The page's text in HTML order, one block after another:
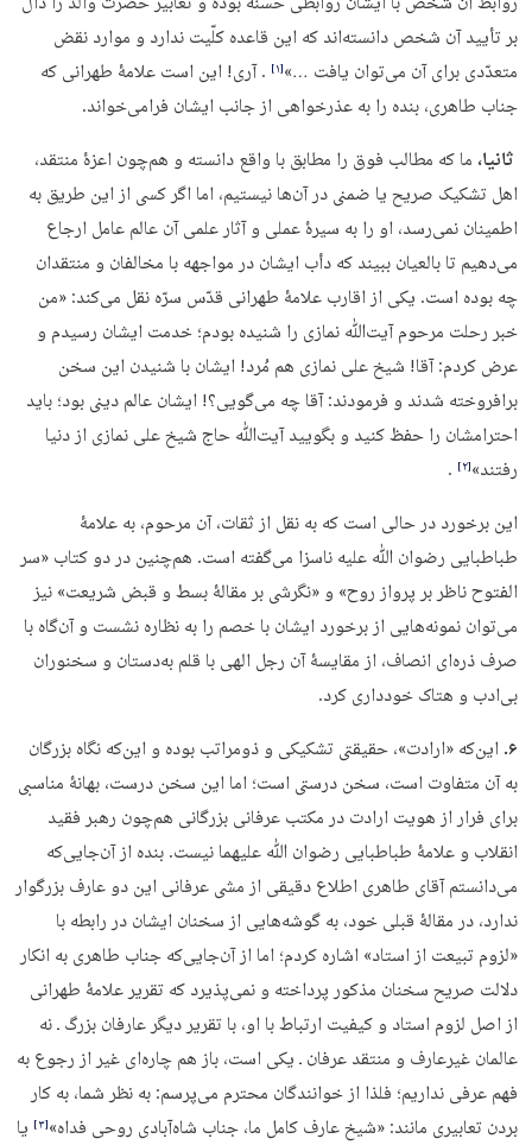
بر تأیید آن شخص دانسته‌اند که این قاعده کلّیت ندارد و موارد نقض
متعدّدى براى آن مى‌توان یافت …»‏[۱]‎
. آری! این است علامۀ طهرانی که
جناب طاهری، بنده را به عذرخواهی از جانب ایشان فرامی‌خواند.
ثانیا، ما که مطالب فوق را مطابق با واقع دانسته و هم‌چون اعزۀ منتقد،
اهل تشکیک صریح یا ضمنی در آن‌ها نیستیم، اما اگر کسی از این طریق به
اطمینان نمی‌رسد، او را به سیرۀ عملی و آثار علمی آن عالم عامل ارجاع
می‌دهیم تا بالعیان ببیند که دأب ایشان در مواجهه با مخالفان و منتقدان
چه بوده است. یکی از اقارب علامۀ طهرانی قدّس سرّه نقل می‌کند: «من
خبر رحلت مرحوم آیت‌ﷲ نمازی را شنیده بودم؛ خدمت ایشان رسیدم و
عرض کردم: آقا! شیخ علی نمازی هم مُرد! ایشان با شنیدن این سخن
برافروخته شدند و فرمودند: آقا چه می‌گویی؟! ایشان عالم دینی بود؛ باید
احترامشان را حفظ کنید و بگویید آیت‌ﷲ حاج شیخ علی نمازی از دنیا
رفتند»‏[۲]‎
.
این برخورد در حالی است که به نقل از ثقات، آن مرحوم، به علامۀ
طباطبایی رضوان ﷲ علیه ناسزا می‌گفته است. هم‌چنین در دو کتاب «سر
الفتوح ناظر بر پرواز روح» و «نگرشی بر مقالۀ بسط و قبض شریعت» نیز
می‌توان نمونه‌هایی از برخورد ایشان با خصم را به نظاره نشست و آن‌گاه با
صرف ذره‌ای انصاف، از مقایسۀ آن رجل الهی با قلم‌ به‌دستان و سخنوران
بی‌ادب و هتاک خودداری کرد.
۶. این‌که «ارادت»، حقیقتی تشکیکی و ذومراتب بوده و این‌که نگاه بزرگان
به آن متفاوت است، سخن درستی است؛ اما این سخن درست، بهانۀ مناسبی
برای فرار از هویت ارادت در مکتب عرفانی بزرگانی هم‌چون رهبر فقید
انقلاب و علامۀ طباطبایی رضوان ﷲ علیهما نیست. بنده از آن‌جایی‌که
می‌دانستم آقای طاهری اطلاع دقیقی از مشی عرفانی این دو عارف بزرگوار
ندارد، در مقالۀ قبلی خود، به گوشه‌هایی از سخنان ایشان در رابطه با
«لزوم تبیعت از استاد» اشاره کردم؛ اما از آن‌جایی‌که جناب طاهری به انکار
دلالت صریح سخنان مذکور پرداخته و نمی‌پذیرد که تقریر علامۀ طهرانی
از اصل لزوم استاد و کیفیت ارتباط با او، با تقریر دیگر عارفان بزرگ ـ نه
عالمان غیرعارف و منتقد عرفان ـ یکی است، باز هم چاره‌ای غیر از رجوع به
فهم عرفی نداریم؛ فلذا از خوانندگان محترم می‌پرسم: به نظر شما، به کار
بردن تعابیری مانند: «شیخ عارف کامل ما، جناب شاه‌‏آبادى روحى‏ فداه‏»‏[۳]‎
یا